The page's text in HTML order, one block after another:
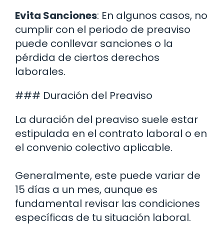
Evita Sanciones: En algunos casos, no
cumplir con el periodo de preaviso
puede conllevar sanciones o la
pérdida de ciertos derechos
laborales.
### Duración del Preaviso
La duración del preaviso suele estar
estipulada en el contrato laboral o en
el convenio colectivo aplicable.
Generalmente, este puede variar de
15 días a un mes, aunque es
fundamental revisar las condiciones
específicas de tu situación laboral.